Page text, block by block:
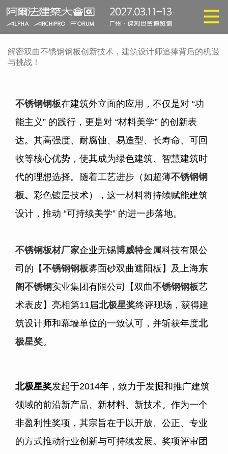
解密双曲不锈钢钢板创新技术，建筑设计师追捧背后的机遇
与挑战！
不锈钢钢板在建筑外立面的应用，不仅是对 “功
能主义” 的践行，更是对 “材料美学” 的创新表
达。其高强度、耐腐蚀、易造型、长寿命、可回
收等核心优势，使其成为绿色建筑、智慧建筑时
代的理想选择。随着工艺进步（如超薄不锈钢钢
板、 彩色镀层技术），这一材料将持续赋能建筑
设计，推动 “可持续美学” 的进一步落地。
不锈钢板材厂家企业无锡博威特金属科技有限公
司的【不锈钢钢板雾面砂双曲遮阳板】及上海东
阁不锈钢实业集团有限公司【双曲不锈钢钢板艺
术表皮】亮相第11届北极星奖终评现场，获得建
筑设计师和幕墙单位的一致认可，并斩获年度北
极星奖。
北极星奖发起于2014年，致力于发掘和推广建筑
领域的前沿新产品、新材料、新技术。作为一个
非盈利性奖项，其宗旨在于以开放、公正、专业
的方式推动行业创新与可持续发展。奖项评审团